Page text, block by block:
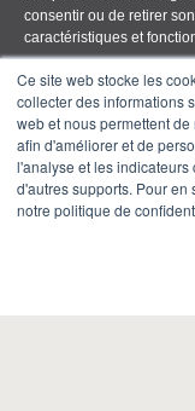
Ce site web stocke les
collecter des informations
web et nous permettent
afin d'améliorer et de
l'analyse et les indicateurs
d'autres supports. Pour
notre politique de
consentir ou de retirer
caractéristiques et
150, 5e
Québec,
Telephone:
Toll-free:
Fax: (514)